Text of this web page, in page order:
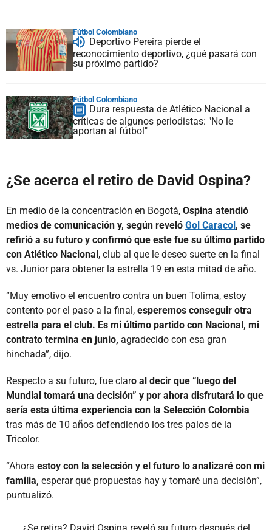
Fútbol Colombiano
Deportivo Pereira pierde el
reconocimiento deportivo, ¿qué pasará con
su próximo partido?
Fútbol Colombiano
Dura respuesta de Atlético Nacional a
críticas de algunos periodistas: "No le
aportan al fútbol"
¿Se acerca el retiro de David Ospina?
En medio de la concentración en Bogotá, Ospina atendió
medios de comunicación y, según reveló Gol Caracol , se
refirió a su futuro y confirmó que este fue su último partido
con Atlético Nacional , club al que le deseo suerte en la final
vs. Junior para obtener la estrella 19 en esta mitad de año.
“Muy emotivo el encuentro contra un buen Tolima, estoy
contento por el paso a la final, esperemos conseguir otra
estrella para el club. Es mi último partido con Nacional, mi
contrato termina en junio, agradecido con esa gran
hinchada”, dijo.
Respecto a su futuro, fue claro al decir que “luego del
Mundial tomará una decisión” y por ahora disfrutará lo que
sería esta última experiencia con la Selección Colombia
tras más de 10 años defendiendo los tres palos de la
Tricolor.
“Ahora estoy con la selección y el futuro lo analizaré con mi
familia, esperar qué propuestas hay y tomaré una decisión”,
puntualizó.